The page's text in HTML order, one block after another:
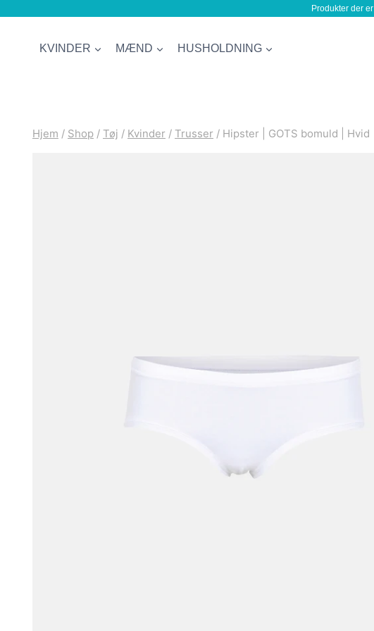
Produkter der
KVINDER MÆND HUSHOLDNING
Hjem / Shop / Tøj / Kvinder / Trusser / Hipster | GOTS bomuld | Hvid